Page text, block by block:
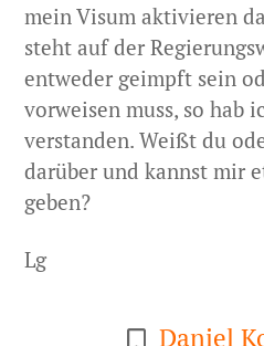
mein Visum aktivieren
steht auf der
entweder geimpft sein
vorweisen muss, so hab
verstanden. Weißt du
darüber und kannst mir
geben?
Lg
Daniel